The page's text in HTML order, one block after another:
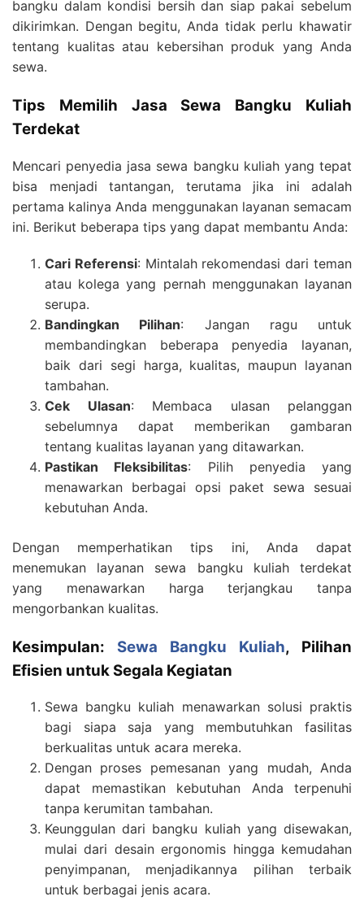
bangku dalam kondisi bersih dan siap pakai sebelum
dikirimkan. Dengan begitu, Anda tidak perlu khawatir
tentang kualitas atau kebersihan produk yang Anda
sewa.
Tips Memilih Jasa Sewa Bangku Kuliah
Terdekat
Mencari penyedia jasa sewa bangku kuliah yang tepat
bisa menjadi tantangan, terutama jika ini adalah
pertama kalinya Anda menggunakan layanan semacam
ini. Berikut beberapa tips yang dapat membantu Anda:
Cari Referensi: Mintalah rekomendasi dari teman
atau kolega yang pernah menggunakan layanan
serupa.
Bandingkan Pilihan: Jangan ragu untuk
membandingkan beberapa penyedia layanan,
baik dari segi harga, kualitas, maupun layanan
tambahan.
Cek Ulasan: Membaca ulasan pelanggan
sebelumnya dapat memberikan gambaran
tentang kualitas layanan yang ditawarkan.
Pastikan Fleksibilitas: Pilih penyedia yang
menawarkan berbagai opsi paket sewa sesuai
kebutuhan Anda.
Dengan memperhatikan tips ini, Anda dapat
menemukan layanan sewa bangku kuliah terdekat
yang menawarkan harga terjangkau tanpa
mengorbankan kualitas.
Kesimpulan: Sewa Bangku Kuliah, Pilihan
Efisien untuk Segala Kegiatan
Sewa bangku kuliah menawarkan solusi praktis
bagi siapa saja yang membutuhkan fasilitas
berkualitas untuk acara mereka.
Dengan proses pemesanan yang mudah, Anda
dapat memastikan kebutuhan Anda terpenuhi
tanpa kerumitan tambahan.
Keunggulan dari bangku kuliah yang disewakan,
mulai dari desain ergonomis hingga kemudahan
penyimpanan, menjadikannya pilihan terbaik
untuk berbagai jenis acara.